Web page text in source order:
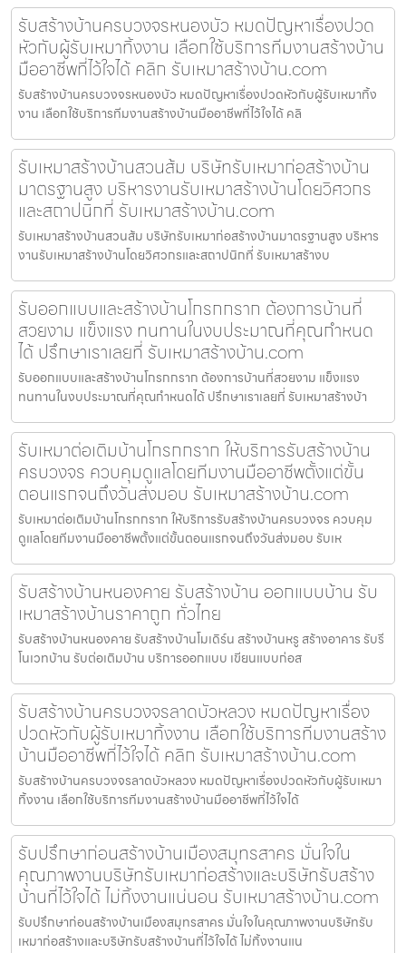
รับสร้างบ้านครบวงจรหนองบัว หมดปัญหาเรื่องปวด
หัวกับผู้รับเหมาทิ้งงาน เลือกใช้บริการทีมงานสร้างบ้าน
มืออาชีพที่ไว้ใจได้ คลิก รับเหมาสร้างบ้าน.com
รับสร้างบ้านครบวงจรหนองบัว หมดปัญหาเรื่องปวดหัวกับผู้รับเหมาทิ้ง
งาน เลือกใช้บริการทีมงานสร้างบ้านมืออาชีพที่ไว้ใจได้ คลิ
รับเหมาสร้างบ้านสวนส้ม บริษัทรับเหมาก่อสร้างบ้าน
มาตรฐานสูง บริหารงานรับเหมาสร้างบ้านโดยวิศวกร
และสถาปนิกที่ รับเหมาสร้างบ้าน.com
รับเหมาสร้างบ้านสวนส้ม บริษัทรับเหมาก่อสร้างบ้านมาตรฐานสูง บริหาร
งานรับเหมาสร้างบ้านโดยวิศวกรและสถาปนิกที่ รับเหมาสร้างบ
รับออกแบบและสร้างบ้านโกรกกราก ต้องการบ้านที่
สวยงาม แข็งแรง ทนทานในงบประมาณที่คุณกำหนด
ได้ ปรึกษาเราเลยที่ รับเหมาสร้างบ้าน.com
รับออกแบบและสร้างบ้านโกรกกราก ต้องการบ้านที่สวยงาม แข็งแรง
ทนทานในงบประมาณที่คุณกำหนดได้ ปรึกษาเราเลยที่ รับเหมาสร้างบ้า
รับเหมาต่อเติมบ้านโกรกกราก ให้บริการรับสร้างบ้าน
ครบวงจร ควบคุมดูแลโดยทีมงานมืออาชีพตั้งแต่ขั้น
ตอนแรกจนถึงวันส่งมอบ รับเหมาสร้างบ้าน.com
รับเหมาต่อเติมบ้านโกรกกราก ให้บริการรับสร้างบ้านครบวงจร ควบคุม
ดูแลโดยทีมงานมืออาชีพตั้งแต่ขั้นตอนแรกจนถึงวันส่งมอบ รับเห
รับสร้างบ้านหนองคาย รับสร้างบ้าน ออกแบบบ้าน รับ
เหมาสร้างบ้านราคาถูก ทั่วไทย
รับสร้างบ้านหนองคาย รับสร้างบ้านโมเดิร์น สร้างบ้านหรู สร้างอาคาร รับรี
โนเวทบ้าน รับต่อเติมบ้าน บริการออกแบบ เขียนแบบก่อส
รับสร้างบ้านครบวงจรลาดบัวหลวง หมดปัญหาเรื่อง
ปวดหัวกับผู้รับเหมาทิ้งงาน เลือกใช้บริการทีมงานสร้าง
บ้านมืออาชีพที่ไว้ใจได้ คลิก รับเหมาสร้างบ้าน.com
รับสร้างบ้านครบวงจรลาดบัวหลวง หมดปัญหาเรื่องปวดหัวกับผู้รับเหมา
ทิ้งงาน เลือกใช้บริการทีมงานสร้างบ้านมืออาชีพที่ไว้ใจได้
รับปรึกษาก่อนสร้างบ้านเมืองสมุทรสาคร มั่นใจใน
คุณภาพงานบริษัทรับเหมาก่อสร้างและบริษัทรับสร้าง
บ้านที่ไว้ใจได้ ไม่ทิ้งงานแน่นอน รับเหมาสร้างบ้าน.com
รับปรึกษาก่อนสร้างบ้านเมืองสมุทรสาคร มั่นใจในคุณภาพงานบริษัทรับ
เหมาก่อสร้างและบริษัทรับสร้างบ้านที่ไว้ใจได้ ไม่ทิ้งงานแน